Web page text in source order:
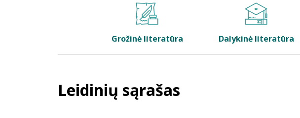
Grožinė literatūra Dalykinė literatūra
Leidinių sąrašas